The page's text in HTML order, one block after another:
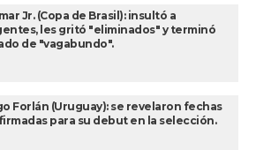
Jr. (Copa de Brasil): insultó a
les gritó "eliminados" y terminó
de "vagabundo".
Forlán (Uruguay): se revelaron fechas
para su debut en la selección.